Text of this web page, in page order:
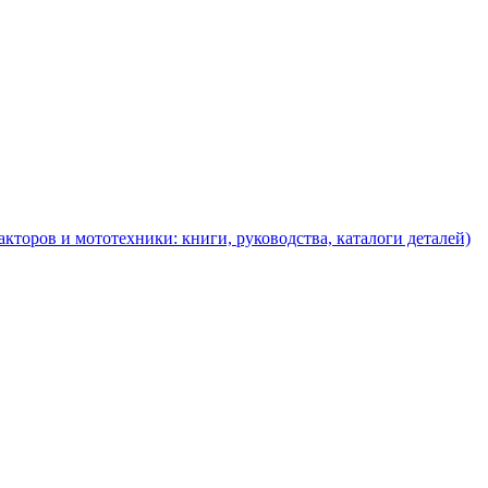
и мототехники: книги, руководства, каталоги деталей)